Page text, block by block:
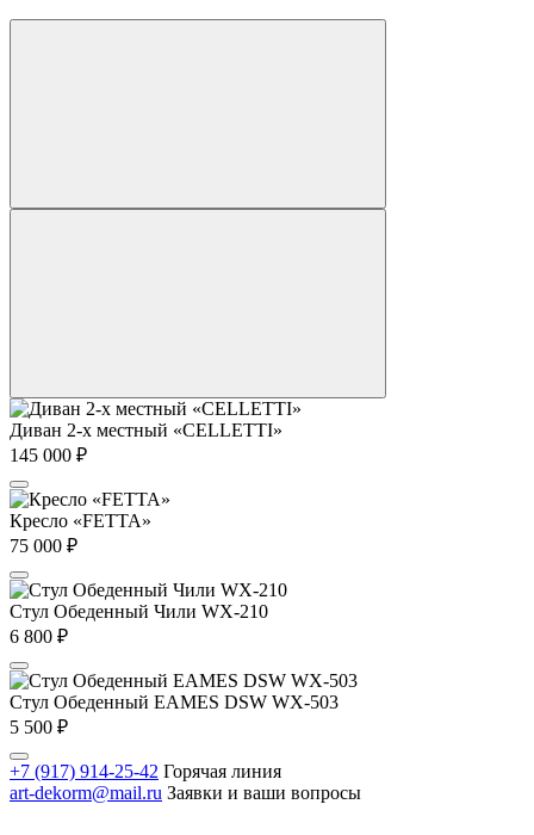
Диван 2-х местный «CELLETTI»
145 000 ₽
Кресло «FETTA»
75 000 ₽
Стул Обеденный Чили WX-210
6 800 ₽
Стул Обеденный EAMES DSW WX-503
5 500 ₽
+7 (917) 914-25-42 Горячая линия
art-dekorm@mail.ru Заявки и ваши вопросы